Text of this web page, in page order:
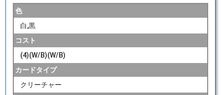
色
白,黒
コスト
(4)(W/B)(W/B)
カードタイプ
クリーチャー